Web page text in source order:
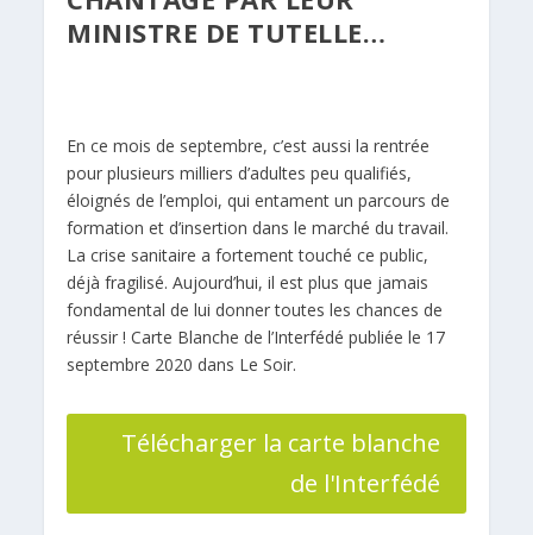
MINISTRE DE TUTELLE…
En ce mois de septembre, c’est aussi la rentrée
pour plusieurs milliers d’adultes peu qualifiés,
éloignés de l’emploi, qui entament un parcours de
formation et d’insertion dans le marché du travail.
La crise sanitaire a fortement touché ce public,
déjà fragilisé. Aujourd’hui, il est plus que jamais
fondamental de lui donner toutes les chances de
réussir ! Carte Blanche de l’Interfédé publiée le 17
septembre 2020 dans Le Soir.
Télécharger la carte blanche
de l'Interfédé